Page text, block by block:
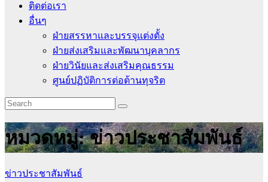
ติดต่อเรา
อื่นๆ
ฝ่ายสรรหาและบรรจุแต่งตั้ง
ฝ่ายส่งเสริมและพัฒนาบุคลากร
ฝ่ายวินัยและส่งเสริมคุณธรรม
ศูนย์ปฏิบัติการต่อต้านทุจริต
หมวดหมู่:ข่าวประชาสัมพันธ์
ข่าวประชาสัมพันธ์